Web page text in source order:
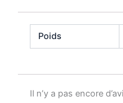
Poids
Il n’y a pas encore